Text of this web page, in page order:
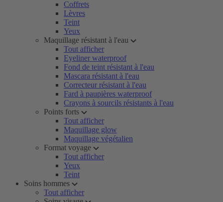
Coffrets
Lèvres
Teint
Yeux
Maquillage résistant à l'eau
Tout afficher
Eyeliner waterproof
Fond de teint résistant à l'eau
Mascara résistant à l'eau
Correcteur résistant à l'eau
Fard à paupières waterproof
Crayons à sourcils résistants à l'eau
Points forts
Tout afficher
Maquillage glow
Maquillage végétalien
Format voyage
Tout afficher
Yeux
Teint
Soins hommes
Tout afficher